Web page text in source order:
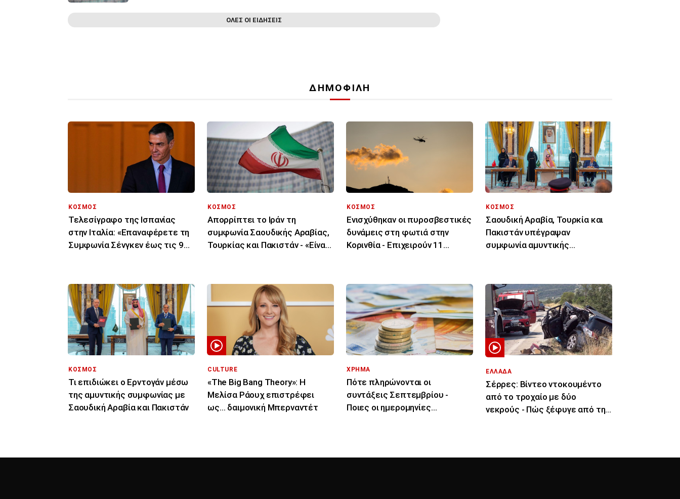
ΟΛΕΣ ΟΙ ΕΙΔΗΣΕΙΣ
ΔΗΜΟΦΙΛΗ
ΚΟΣΜΟΣ
Τελεσίγραφο της Ισπανίας
στην Ιταλία: «Επαναφέρετε τη
Συμφωνία Σένγκεν έως τις 9
ΚΟΣΜΟΣ
Απορρίπτει το Ιράν τη
συμφωνία Σαουδικής Αραβίας,
Τουρκίας και Πακιστάν - «Είναι
ΚΟΣΜΟΣ
Ενισχύθηκαν οι πυροσβεστικές
δυνάμεις στη φωτιά στην
Κορινθία - Επιχειρούν 11
ΚΟΣΜΟΣ
Σαουδική Αραβία, Τουρκία και
Πακιστάν υπέγραψαν
συμφωνία αμυντικής
ΚΟΣΜΟΣ
Τι επιδιώκει ο Ερντογάν μέσω
της αμυντικής συμφωνίας με
Σαουδική Αραβία και Πακιστάν
CULTURE
«The Big Bang Theory»: Η
Μελίσα Ράουχ επιστρέφει
ως… δαιμονική Μπερναντέτ
ΧΡΗΜΑ
Πότε πληρώνονται οι
συντάξεις Σεπτεμβρίου -
Ποιες οι ημερομηνίες
ΕΛΛΑΔΑ
Σέρρες: Βίντεο ντοκουμέντο
από το τροχαίο με δύο
νεκρούς - Πώς ξέφυγε από την